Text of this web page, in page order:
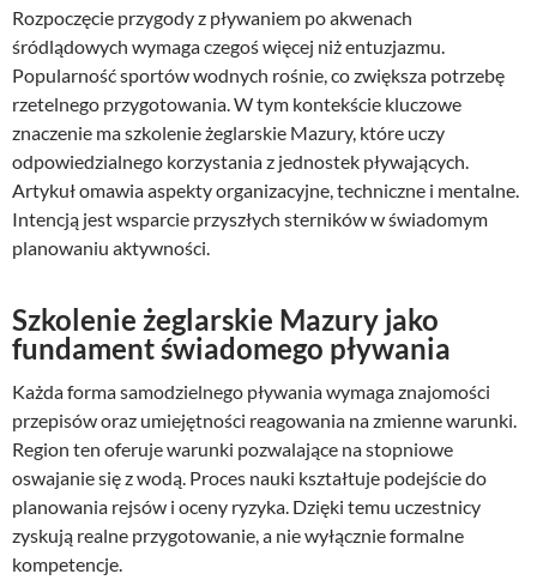
Rozpoczęcie przygody z pływaniem po akwenach
śródlądowych wymaga czegoś więcej niż entuzjazmu.
Popularność sportów wodnych rośnie, co zwiększa potrzebę
rzetelnego przygotowania. W tym kontekście kluczowe
znaczenie ma szkolenie żeglarskie Mazury, które uczy
odpowiedzialnego korzystania z jednostek pływających.
Artykuł omawia aspekty organizacyjne, techniczne i mentalne.
Intencją jest wsparcie przyszłych sterników w świadomym
planowaniu aktywności.
Szkolenie żeglarskie Mazury jako
fundament świadomego pływania
Każda forma samodzielnego pływania wymaga znajomości
przepisów oraz umiejętności reagowania na zmienne warunki.
Region ten oferuje warunki pozwalające na stopniowe
oswajanie się z wodą. Proces nauki kształtuje podejście do
planowania rejsów i oceny ryzyka. Dzięki temu uczestnicy
zyskują realne przygotowanie, a nie wyłącznie formalne
kompetencje.